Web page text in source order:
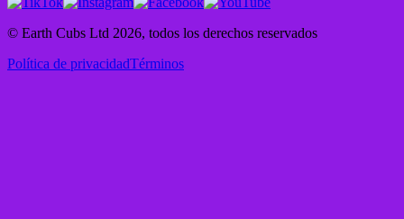
© Earth Cubs Ltd 2026, todos los derechos reservados
Política de privacidadTérminos